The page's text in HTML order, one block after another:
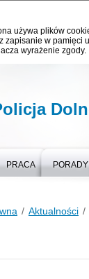
używa plików
zapisanie w pamięci
wyrażenie zgody.
PRACA PORADY
Aktualności